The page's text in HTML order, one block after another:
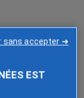
ou d’un
avant ou peu
EST
sans accepter ➜